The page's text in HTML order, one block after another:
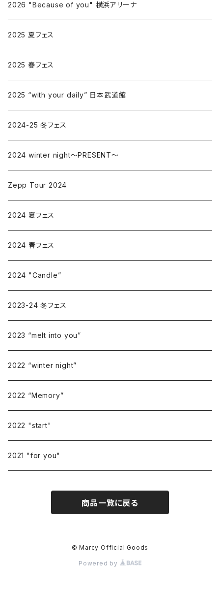
2026 "Because of you" 横浜アリーナ
2025 夏フェス
2025 春フェス
2025 “with your daily” 日本武道館
2024-25 冬フェス
2024 winter night〜PRESENT〜
Zepp Tour 2024
2024 夏フェス
2024 春フェス
2024 "Candle”
2023-24 冬フェス
2023 “melt into you”
2022 “winter night”
2022 “Memory”
2022 "start"
2021 "for you"
商品一覧に戻る
© Marcy Official Goods
Powered by